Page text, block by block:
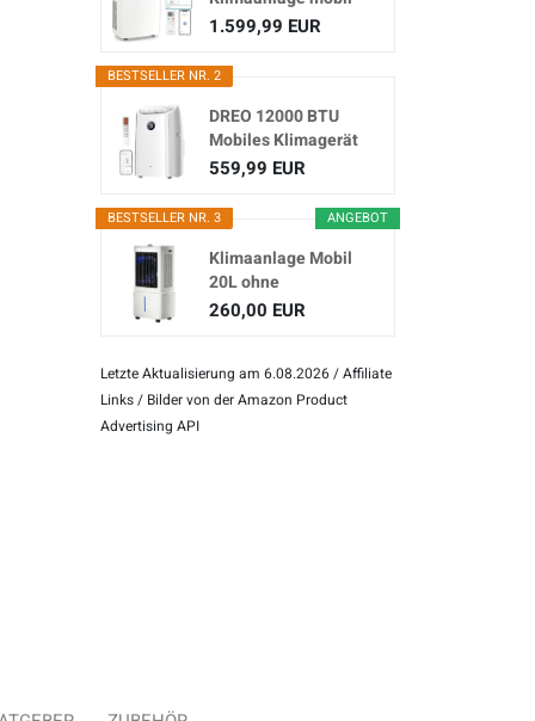
16000BTU,
1.599,99 EUR
BESTSELLER NR. 2
DREO 12000 BTU
Mobiles Klimagerät
(3-in...
559,99 EUR
ANGEBOT
BESTSELLER NR. 3
Klimaanlage Mobil
20L ohne
Abluftschlauch
260,00 EUR
Letzte Aktualisierung am 6.08.2026 / Affiliate
Links / Bilder von der Amazon Product
Advertising API